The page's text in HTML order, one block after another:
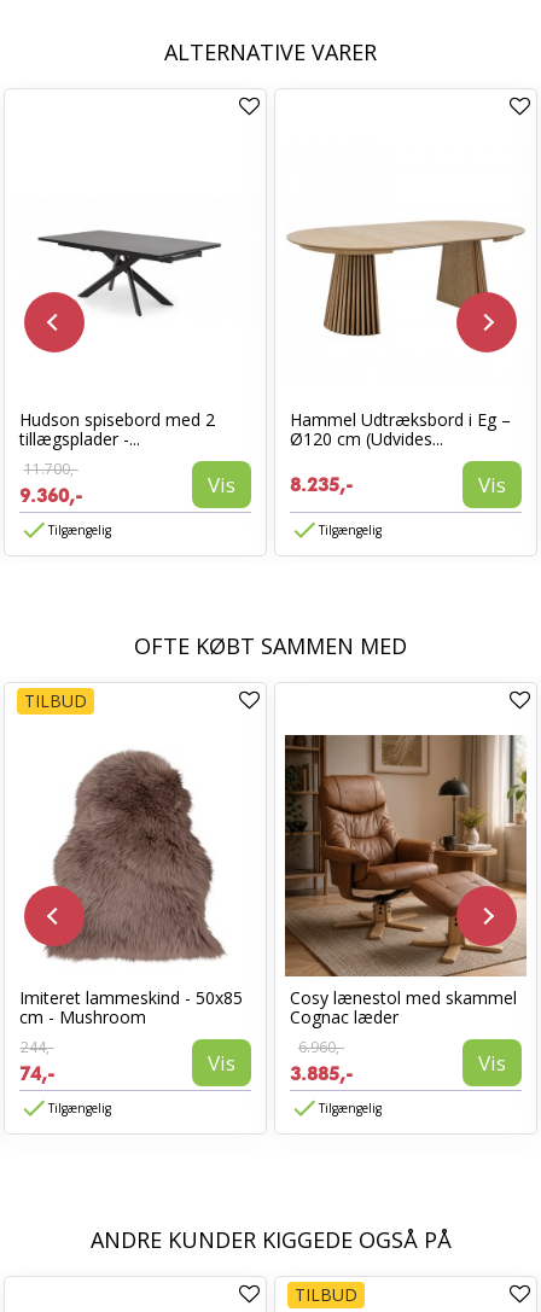
ALTERNATIVE VARER
Hudson spisebord med 2
tillægsplader -...
11.700,-
9.360,- Vis
Tilgængelig
Hammel Udtræksbord i Eg –
Ø120 cm (Udvides...
8.235,- Vis
Tilgængelig
OFTE KØBT SAMMEN MED
TILBUD
Imiteret lammeskind - 50x85
cm - Mushroom
244,-
74,- Vis
Tilgængelig
Cosy lænestol med skammel
Cognac læder
6.960,-
3.885,- Vis
Tilgængelig
ANDRE KUNDER KIGGEDE OGSÅ PÅ
TILBUD